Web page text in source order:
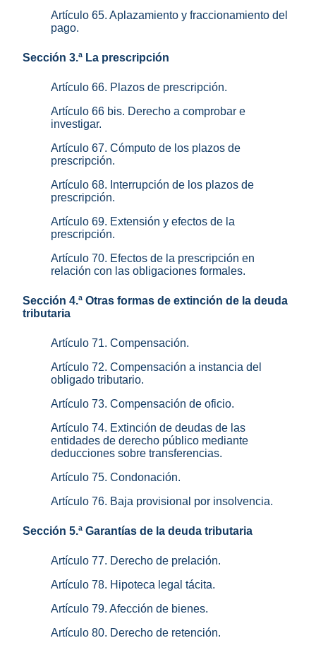
Artículo 65. Aplazamiento y fraccionamiento del
pago.
Sección 3.ª La prescripción
Artículo 66. Plazos de prescripción.
Artículo 66 bis. Derecho a comprobar e
investigar.
Artículo 67. Cómputo de los plazos de
prescripción.
Artículo 68. Interrupción de los plazos de
prescripción.
Artículo 69. Extensión y efectos de la
prescripción.
Artículo 70. Efectos de la prescripción en
relación con las obligaciones formales.
Sección 4.ª Otras formas de extinción de la deuda
tributaria
Artículo 71. Compensación.
Artículo 72. Compensación a instancia del
obligado tributario.
Artículo 73. Compensación de oficio.
Artículo 74. Extinción de deudas de las
entidades de derecho público mediante
deducciones sobre transferencias.
Artículo 75. Condonación.
Artículo 76. Baja provisional por insolvencia.
Sección 5.ª Garantías de la deuda tributaria
Artículo 77. Derecho de prelación.
Artículo 78. Hipoteca legal tácita.
Artículo 79. Afección de bienes.
Artículo 80. Derecho de retención.